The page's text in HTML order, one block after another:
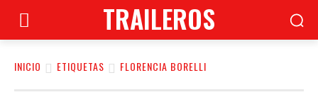
TRAILEROS
INICIO ETIQUETAS FLORENCIA BORELLI